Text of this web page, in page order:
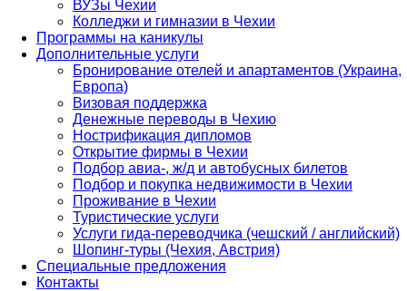
ВУЗы Чехии
Колледжи и гимназии в Чехии
Программы на каникулы
Дополнительные услуги
Бронирование отелей и апартаментов (Украина,
Европа)
Визовая поддержка
Денежные переводы в Чехию
Нострификация дипломов
Открытие фирмы в Чехии
Подбор авиа-, ж/д и автобусных билетов
Подбор и покупка недвижимости в Чехии
Проживание в Чехии
Туристические услуги
Услуги гида-переводчика (чешский / английский)
Шопинг-туры (Чехия, Австрия)
Специальные предложения
Контакты